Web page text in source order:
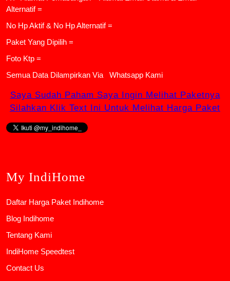
Alternatif =
No Hp Aktif & No Hp Alternatif =
Paket Yang Dipilih =
Foto Ktp =
Semua Data Dilampirkan Via
Whatsapp Kami
Saya Sudah Paham Saya Ingin Melihat Paketnya
Silahkan Klik Text Ini Untuk Melihat Harga Paket
My IndiHome
Daftar Harga Paket Indihome
Blog Indihome
Tentang Kami
IndiHome Speedtest
Contact Us